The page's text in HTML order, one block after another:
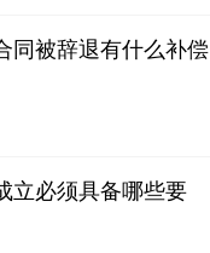
同被辞退有什么补偿
立必须具备哪些要